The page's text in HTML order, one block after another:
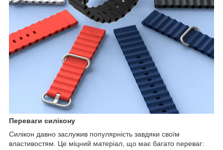
Переваги силікону
Силікон давно заслужив популярність завдяки своїм
властивостям. Це міцний матеріал, що має багато переваг: